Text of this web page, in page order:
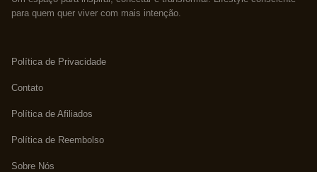
para quem quer viver com mais intenção.
Política de Privacidade
Contato
Política de Afiliados
Política de Reembolso
Sobre Nós